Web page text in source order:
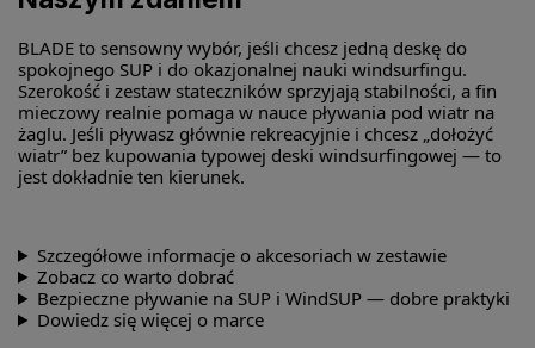
BLADE to sensowny wybór, jeśli chcesz jedną deskę do
spokojnego SUP i do okazjonalnej nauki windsurfingu.
Szerokość i zestaw stateczników sprzyjają stabilności, a fin
mieczowy realnie pomaga w nauce pływania pod wiatr na
żaglu. Jeśli pływasz głównie rekreacyjnie i chcesz „dołożyć
wiatr” bez kupowania typowej deski windsurfingowej — to
jest dokładnie ten kierunek.
Szczegółowe informacje o akcesoriach w zestawie
Zobacz co warto dobrać
Bezpieczne pływanie na SUP i WindSUP — dobre praktyki
Dowiedz się więcej o marce